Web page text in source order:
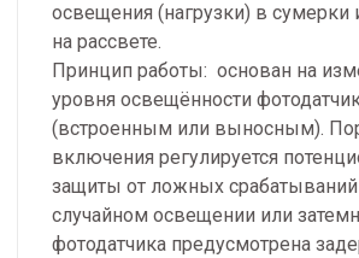
освещения (нагрузки) в
на рассвете.
Принцип работы: основан на
уровня освещённости
(встроенным или выносным).
включения регулируется
защиты от ложных
случайном освещении или
фотодатчика предусмотрена